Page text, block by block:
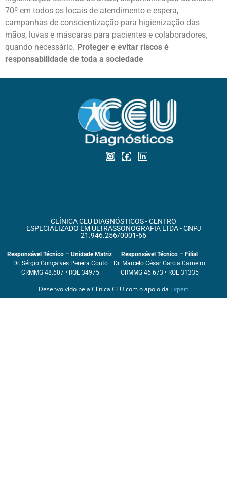
70º em todos os locais de atendimento e espera,
campanhas de conscientização para higienização das
mãos, luvas e máscaras para pacientes e colaboradores,
quando necessário. Proteger e evitar riscos é
responsabilidade de toda a sociedade
CLÍNICA CEU DIAGNÓSTICOS - CENTRO
ESPECIALIZADO EM ULTRASSONOGRAFIA LTDA - CNPJ
21.946.256/0001-66
Responsável Técnico – Unidade Matriz
Dr. Sérgio Gonçalves Pereira Couto
CRMMG 48.607 • RQE 34975
Responsável Técnico – Filial
Dr. Marcelo César Garcia Carneiro
CRMMG 46.673 • RQE 31335
Desenvolvido pela Clínica CEU com o apoio da Expert